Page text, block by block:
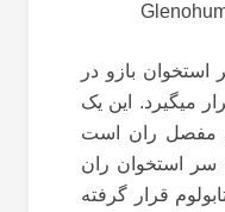
بازو در
میگیرد. این یک
مفصل ران است
استخوان ران
قرار گرفته